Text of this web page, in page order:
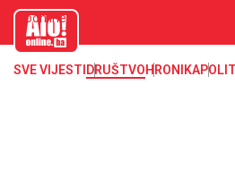
aloonline.b
SVE VIJESTI DRUŠTVOHRONIKA